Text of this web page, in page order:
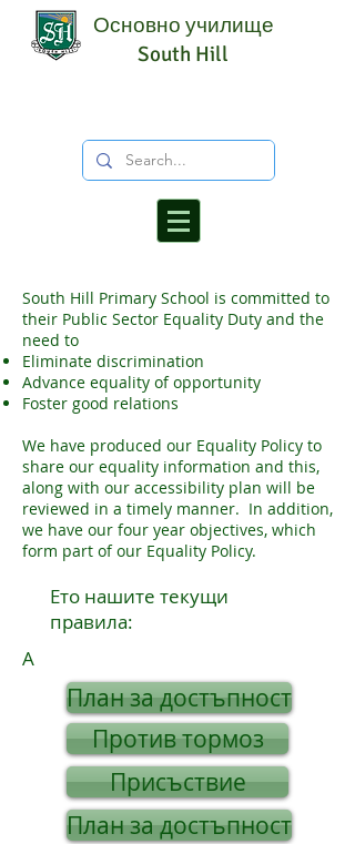
Основно училище
South Hill
South Hill Primary School is committed to
their Public Sector Equality Duty and the
need to
Eliminate discrimination
Advance equality of opportunity
Foster good relations
We have produced our Equality Policy to
share our equality information and this,
along with our accessibility plan will be
reviewed in a timely manner. In addition,
we have our four year objectives, which
form part of our Equality Policy.
Ето нашите текущи
правила:
A
План за достъпност
Против тормоз
Присъствие
План за достъпност